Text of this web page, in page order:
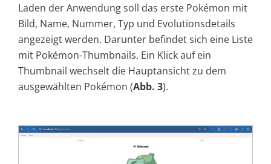
Laden der Anwendung soll das erste Pokémon mit
Bild, Name, Nummer, Typ und Evolutionsdetails
angezeigt werden. Darunter befindet sich eine Liste
mit Pokémon-Thumbnails. Ein Klick auf ein
Thumbnail wechselt die Hauptansicht zu dem
ausgewählten Pokémon (Abb. 3).